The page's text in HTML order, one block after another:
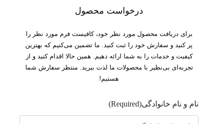
درخواست محصول
برای دریافت محصول مورد نظر خود، کافیست فرم مورد نظر را
پر کنید و سفارش خود را ثبت کنید. ما تضمین می‌کنیم که بهترین
کیفیت و خدمات را به شما ارائه دهیم. همین حالا اقدام کنید و از
تجربه‌ای بی‌نظیر با محصولات ما لذت ببرید. منتظر سفارش شما
هستیم!
نام و نام خانوادگی(Required)